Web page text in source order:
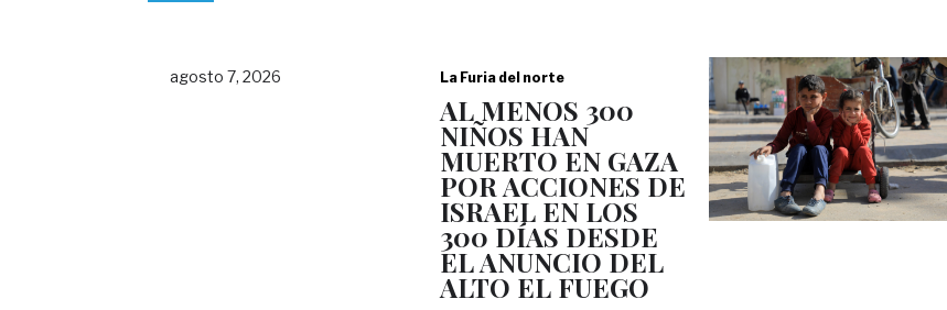
agosto 7, 2026 La Furia del norte
AL MENOS 300
NIÑOS HAN
MUERTO EN GAZA
POR ACCIONES DE
ISRAEL EN LOS
300 DÍAS DESDE
EL ANUNCIO DEL
ALTO EL FUEGO